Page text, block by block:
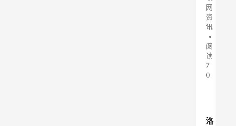
网
资
讯
•
阅
读
7
0
洛